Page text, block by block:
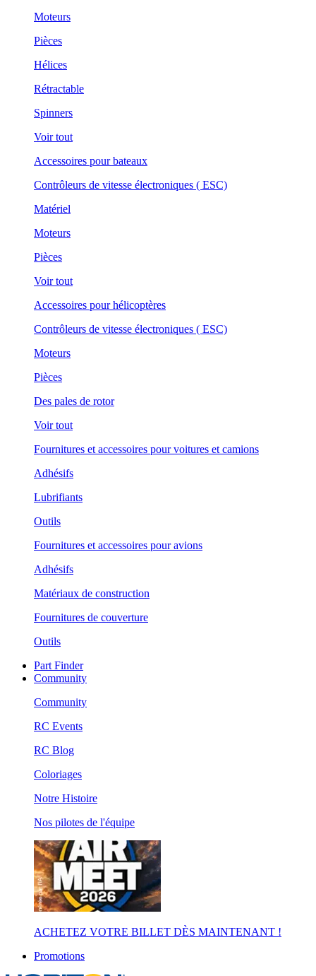
Moteurs
Pièces
Hélices
Rétractable
Spinners
Voir tout
Accessoires pour bateaux
Contrôleurs de vitesse électroniques ( ESC)
Matériel
Moteurs
Pièces
Voir tout
Accessoires pour hélicoptères
Contrôleurs de vitesse électroniques ( ESC)
Moteurs
Pièces
Des pales de rotor
Voir tout
Fournitures et accessoires pour voitures et camions
Adhésifs
Lubrifiants
Outils
Fournitures et accessoires pour avions
Adhésifs
Matériaux de construction
Fournitures de couverture
Outils
Part Finder
Community
Community
RC Events
RC Blog
Coloriages
Notre Histoire
Nos pilotes de l'équipe
ACHETEZ VOTRE BILLET DÈS MAINTENANT !
Promotions